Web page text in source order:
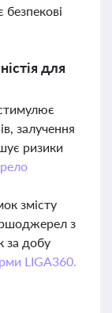
для
залучення
ризики
змісту
з
за добу
LIGA360.